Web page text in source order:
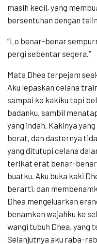
masih kecil, yang
bersentuhan dengan
“Lo benar-benar
pergi sebentar segera.”
Mata Dhea terpejam
Aku lepaskan celana
sampai ke kakiku tapi
badanku, sambil
yang indah. Kakinya
berat, dan dasternya
yang ditutupi celana
terikat erat benar-benar
buatku. Aku buka kaki
berarti, dan
Dhea mengeluarkan
benamkan wajahku ke
wangi tubuh Dhea, yang
Selanjutnya aku raba-